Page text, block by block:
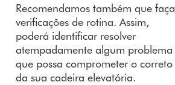
Recomendamos também que faça
verificações de rotina. Assim,
poderá identificar resolver
atempadamente algum problema
que possa comprometer o correto
da sua cadeira elevatória.